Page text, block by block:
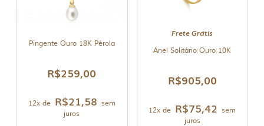
Pingente Ouro 18K Pérola
R$259,00
12x de R$21,58 sem
juros
Frete Grátis
Anel Solitário Ouro 10K
R$905,00
12x de R$75,42 sem
juros